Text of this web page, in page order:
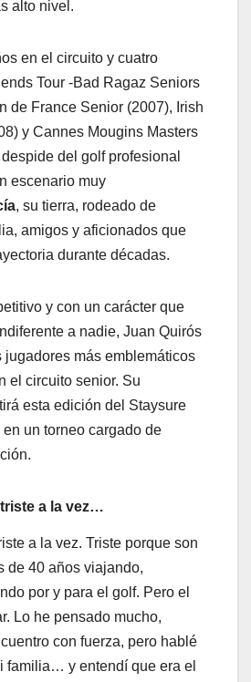
alto nivel.
en el circuito y cuatro
Tour -Bad Ragaz Seniors
de France Senior (2007), Irish
y Cannes Mougins Masters
del golf profesional
escenario muy
, su tierra, rodeado de
amigos y aficionados que
durante décadas.
y con un carácter que
a nadie, Juan Quirós
jugadores más emblemáticos
el circuito senior. Su
esta edición del Staysure
un torneo cargado de
a la vez…
a la vez. Triste porque son
de 40 años viajando,
por y para el golf. Pero el
Lo he pensado mucho,
con fuerza, pero hablé
familia… y entendí que era el